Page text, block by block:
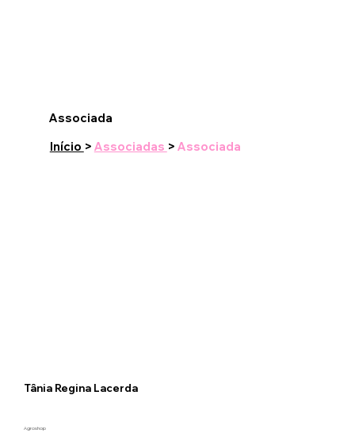
Associada
Início > Associadas > Associada
Tânia Regina Lacerda
Agroshop